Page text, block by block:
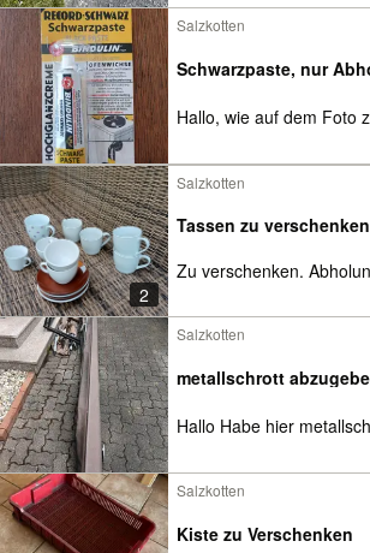
Salzkotten
Schwarzpaste, nur
Hallo, wie auf dem Foto
2
Salzkotten
Tassen zu verschenken
Zu verschenken.
Salzkotten
metallschrott
Hallo Habe hier
Salzkotten
Kiste zu Verschenken